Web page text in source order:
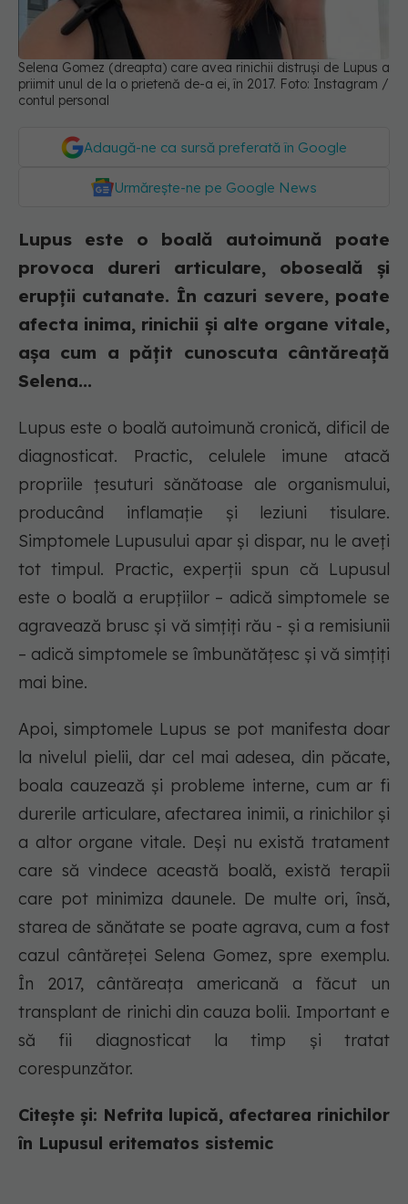
Selena Gomez (dreapta) care avea rinichii distruși de Lupus a
priimit unul de la o prietenă de-a ei, în 2017. Foto: Instagram /
contul personal
Adaugă-ne ca sursă preferată în Google
Urmărește-ne pe Google News
Lupus este o boală autoimună poate
provoca dureri articulare, oboseală și
erupții cutanate. În cazuri severe, poate
afecta inima, rinichii și alte organe vitale,
așa cum a pățit cunoscuta cântăreață
Selena...
Lupus este o boală autoimună cronică, dificil de
diagnosticat. Practic, celulele imune atacă
propriile țesuturi sănătoase ale organismului,
producând inflamație și leziuni tisulare.
Simptomele Lupusului apar și dispar, nu le aveți
tot timpul. Practic, experții spun că Lupusul
este o boală a erupțiilor – adică simptomele se
agravează brusc și vă simțiți rău - și a remisiunii
– adică simptomele se îmbunătățesc și vă simțiți
mai bine.
Apoi, simptomele Lupus se pot manifesta doar
la nivelul pielii, dar cel mai adesea, din păcate,
boala cauzează și probleme interne, cum ar fi
durerile articulare, afectarea inimii, a rinichilor și
a altor organe vitale. Deși nu există tratament
care să vindece această boală, există terapii
care pot minimiza daunele. De multe ori, însă,
starea de sănătate se poate agrava, cum a fost
cazul cântăreței Selena Gomez, spre exemplu.
În 2017, cântăreața americană a făcut un
transplant de rinichi din cauza bolii. Important e
să fii diagnosticat la timp și tratat
corespunzător.
Citește și: Nefrita lupică, afectarea rinichilor
în Lupusul eritematos sistemic